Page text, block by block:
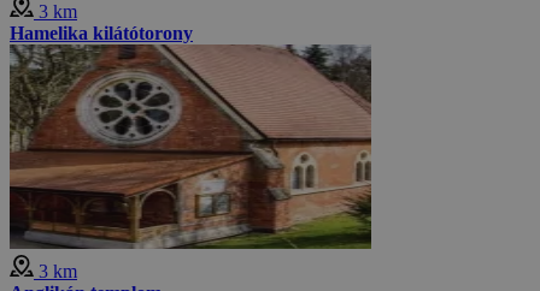
3 km
Hamelika kilátótorony
3 km